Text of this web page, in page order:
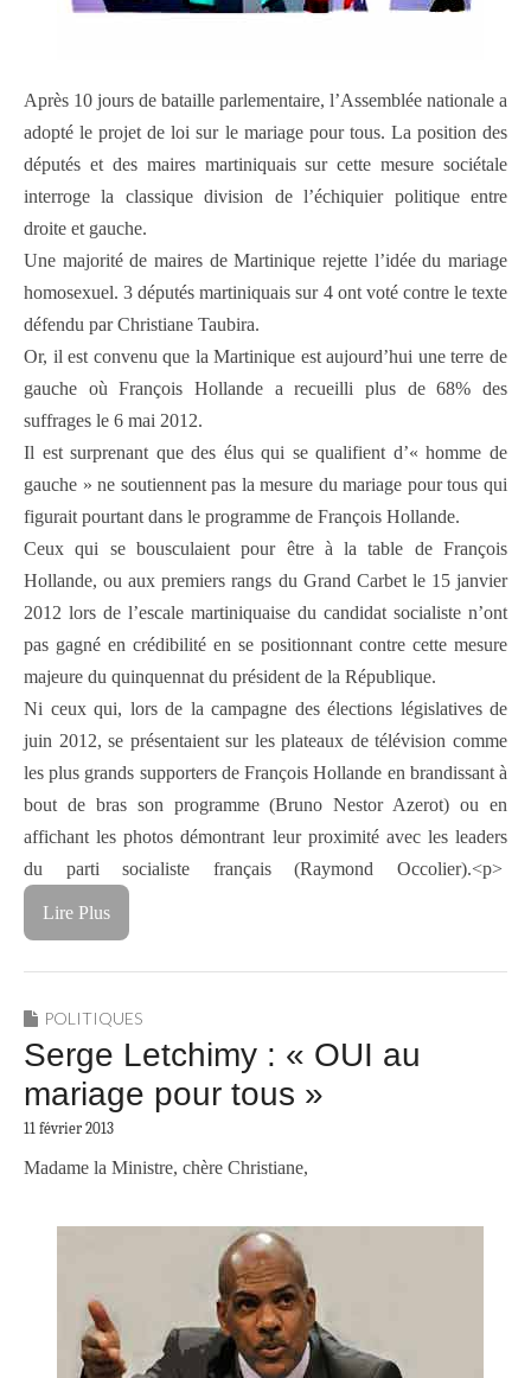
Après 10 jours de bataille parlementaire, l’Assemblée nationale a
adopté le projet de loi sur le mariage pour tous. La position des
députés et des maires martiniquais sur cette mesure sociétale
interroge la classique division de l’échiquier politique entre
droite et gauche.
Une majorité de maires de Martinique rejette l’idée du mariage
homosexuel. 3 députés martiniquais sur 4 ont voté contre le texte
défendu par Christiane Taubira.
Or, il est convenu que la Martinique est aujourd’hui une terre de
gauche où François Hollande a recueilli plus de 68% des
suffrages le 6 mai 2012.
Il est surprenant que des élus qui se qualifient d’« homme de
gauche » ne soutiennent pas la mesure du mariage pour tous qui
figurait pourtant dans le programme de François Hollande.
Ceux qui se bousculaient pour être à la table de François
Hollande, ou aux premiers rangs du Grand Carbet le 15 janvier
2012 lors de l’escale martiniquaise du candidat socialiste n’ont
pas gagné en crédibilité en se positionnant contre cette mesure
majeure du quinquennat du président de la République.
Ni ceux qui, lors de la campagne des élections législatives de
juin 2012, se présentaient sur les plateaux de télévision comme
les plus grands supporters de François Hollande en brandissant à
bout de bras son programme (Bruno Nestor Azerot) ou en
affichant les photos démontrant leur proximité avec les leaders
du parti socialiste français (Raymond Occolier).<p>
Lire Plus
POLITIQUES
Serge Letchimy : « OUI au
mariage pour tous »
11 février 2013
Madame la Ministre, chère Christiane,